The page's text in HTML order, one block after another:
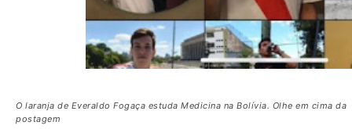
O laranja de Everaldo Fogaça estuda Medicina na Bolívia. Olhe em cima da
postagem